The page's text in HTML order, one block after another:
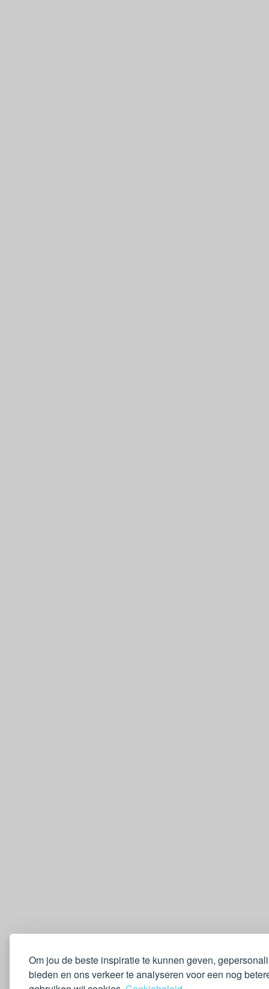
Om jou de beste inspiratie te kunnen geven,
bieden en ons verkeer te analyseren voor een nog